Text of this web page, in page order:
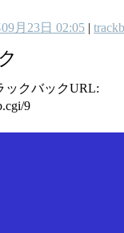
月23日 02:05 |
ックバックURL:
9